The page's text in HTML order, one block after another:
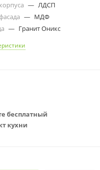
— ЛДСП
— МДФ
— Гранит Оникс
бесплатный
кухни